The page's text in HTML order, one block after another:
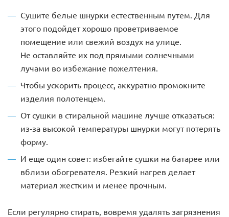
Сушите белые шнурки естественным путем. Для
этого подойдет хорошо проветриваемое
помещение или свежий воздух на улице.
Не оставляйте их под прямыми солнечными
лучами во избежание пожелтения.
Чтобы ускорить процесс, аккуратно промокните
изделия полотенцем.
От сушки в стиральной машине лучше отказаться:
из-за высокой температуры шнурки могут потерять
форму.
И еще один совет: избегайте сушки на батарее или
вблизи обогревателя. Резкий нагрев делает
материал жестким и менее прочным.
Если регулярно стирать, вовремя удалять загрязнения